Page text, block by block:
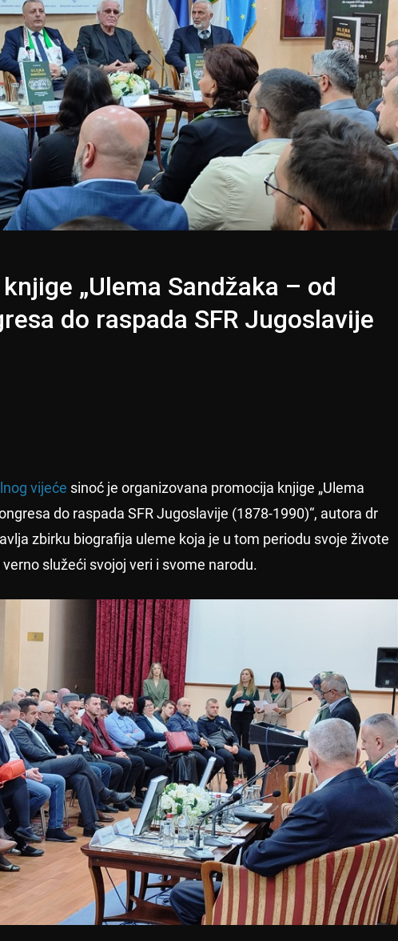
„Ulema Sandžaka – od
do raspada SFR Jugoslavije
vijeće sinoć je organizovana promocija knjige „Ulema
do raspada SFR Jugoslavije (1878-1990)“, autora dr
zbirku biografija uleme koja je u tom periodu svoje živote
služeći svojoj veri i svome narodu.